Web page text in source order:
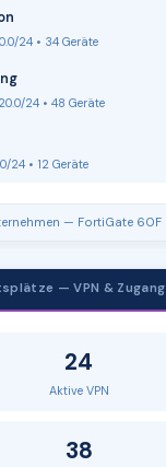
24 • 34 Geräte
24 • 48 Geräte
24 • 12 Geräte
— FortiGate 60F
— VPN & Zugang
24
Aktive VPN
38